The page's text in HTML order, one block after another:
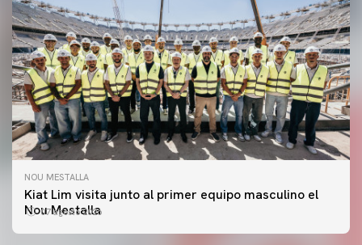
NOU MESTALLA
Kiat Lim visita junto al primer equipo masculino el
Nou Mestalla
07 agosto 2026